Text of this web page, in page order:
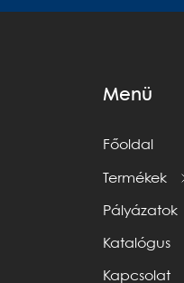
Menü
Főoldal
Termékek
Pályázatok
Katalógus
Kapcsolat